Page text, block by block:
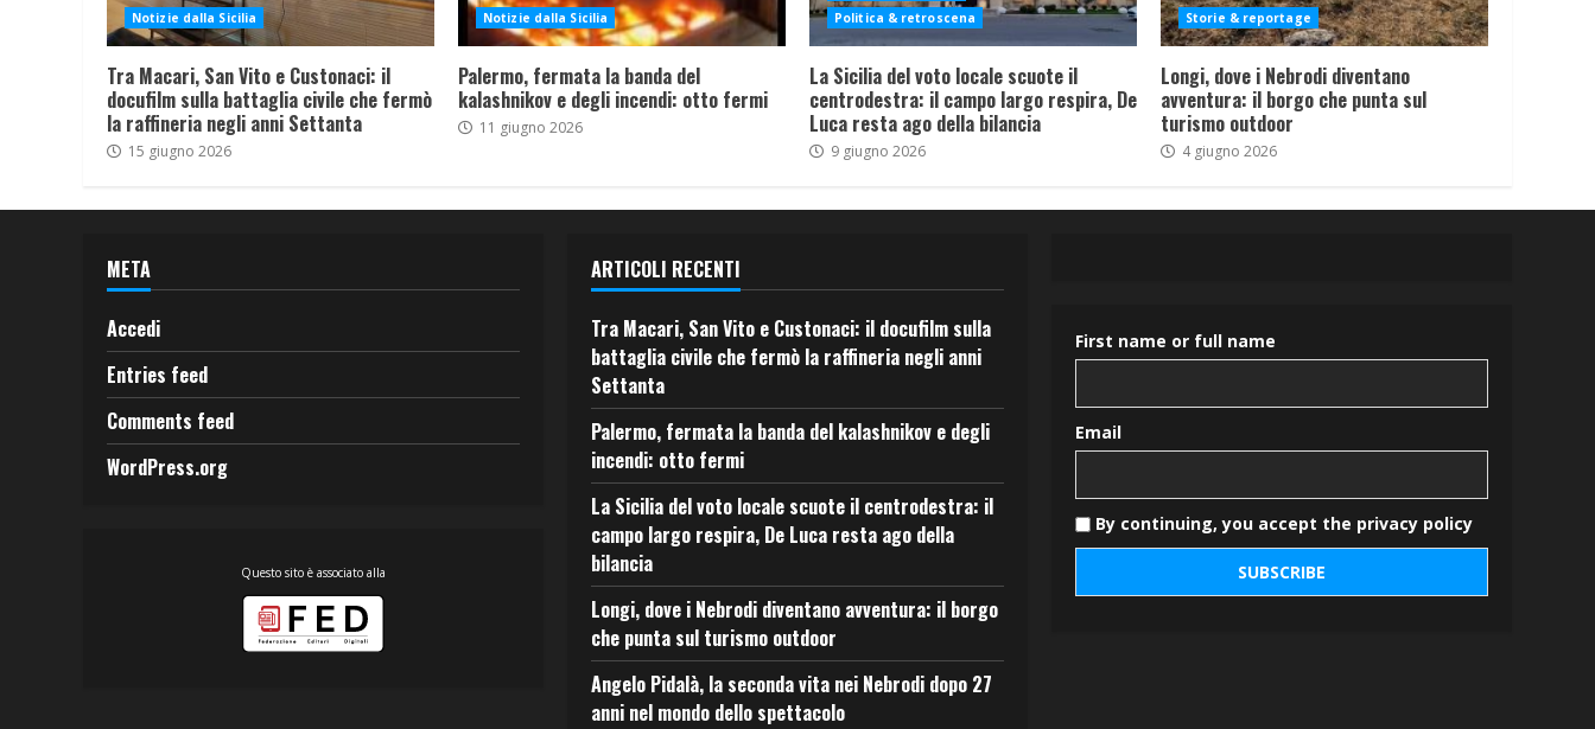
Notizie dalla Sicilia
Tra Macari, San Vito e Custonaci: il
docufilm sulla battaglia civile che fermò
la raffineria negli anni Settanta
15 giugno 2026
Notizie dalla Sicilia
Palermo, fermata la banda del
kalashnikov e degli incendi: otto fermi
11 giugno 2026
Politica & retroscena
La Sicilia del voto locale scuote il
centrodestra: il campo largo respira, De
Luca resta ago della bilancia
9 giugno 2026
Storie & reportage
Longi, dove i Nebrodi diventano
avventura: il borgo che punta sul
turismo outdoor
4 giugno 2026
META
Accedi
Entries feed
Comments feed
WordPress.org
Questo sito è associato alla
ARTICOLI RECENTI
Tra Macari, San Vito e Custonaci: il docufilm sulla
battaglia civile che fermò la raffineria negli anni
Settanta
Palermo, fermata la banda del kalashnikov e degli
incendi: otto fermi
La Sicilia del voto locale scuote il centrodestra: il
campo largo respira, De Luca resta ago della
bilancia
Longi, dove i Nebrodi diventano avventura: il borgo
che punta sul turismo outdoor
Angelo Pidalà, la seconda vita nei Nebrodi dopo 27
anni nel mondo dello spettacolo
First name or full name
Email
By continuing, you accept the privacy policy